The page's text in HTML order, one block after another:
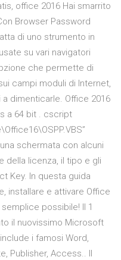
office 2016 Hai smarrito
Browser Password
di uno strumento in
su vari navigatori
che permette di
campi moduli di Internet,
dimenticarle. Office 2016
a 64 bit . cscript
schermata con alcuni
della licenza, il tipo e gli
Key. In questa guida
installare e attivare Office
possibile! Il 1
il nuovissimo Microsoft
i famosi Word,
Publisher, Access.. Il